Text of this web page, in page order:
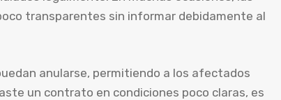
transparentes sin informar debidamente al
anularse, permitiendo a los afectados
un contrato en condiciones poco claras, es